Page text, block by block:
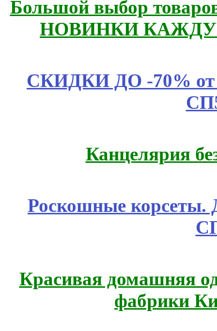
Большой выбор
НОВИНКИ
СКИДКИ ДО -70%
Канцелярия
Роскошные корсеты.
Красивая домашняя
фабрики